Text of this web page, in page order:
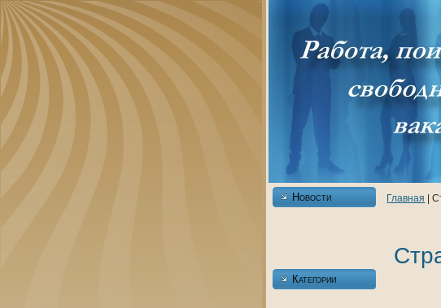
Новости
Категории
Главнaя |